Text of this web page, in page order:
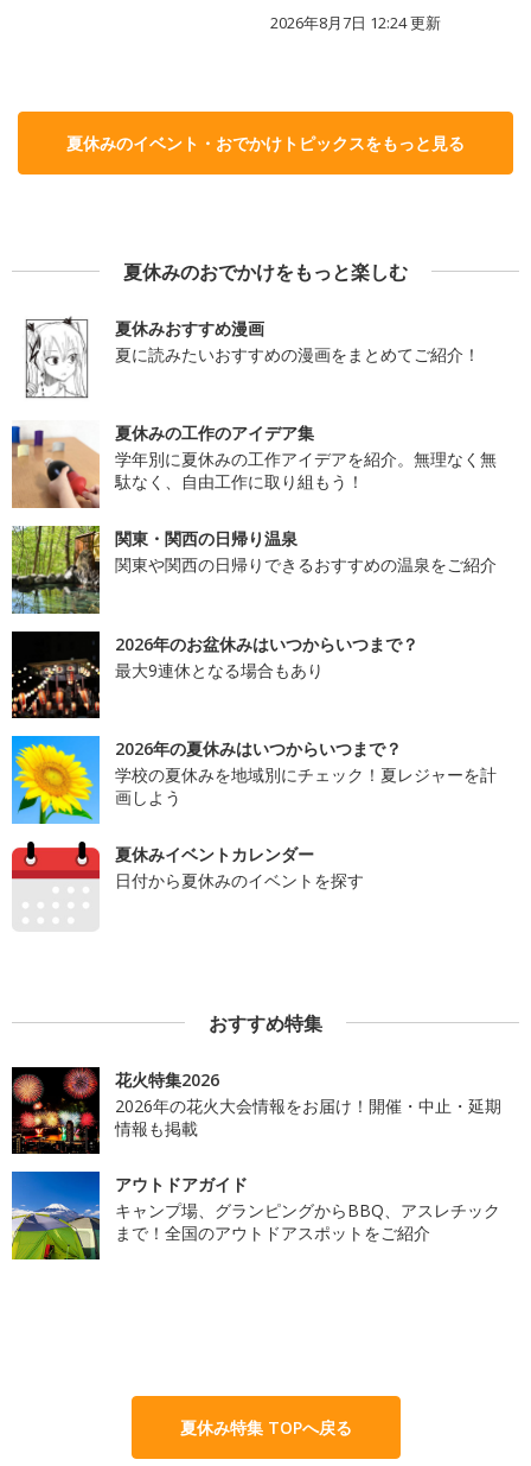
2026年8月7日 12:24更新
夏休みのイベント・おでかけトピックスをもっと見る
夏休みのおでかけをもっと楽しむ
夏休みおすすめ漫画
夏に読みたいおすすめの漫画をまとめてご紹介！
夏休みの工作のアイデア集
学年別に夏休みの工作アイデアを紹介。無理なく無
駄なく、自由工作に取り組もう！
関東・関西の日帰り温泉
関東や関西の日帰りできるおすすめの温泉をご紹介
2026年のお盆休みはいつからいつまで？
最大9連休となる場合もあり
2026年の夏休みはいつからいつまで？
学校の夏休みを地域別にチェック！夏レジャーを計
画しよう
夏休みイベントカレンダー
日付から夏休みのイベントを探す
おすすめ特集
花火特集2026
2026年の花火大会情報をお届け！開催・中止・延期
情報も掲載
アウトドアガイド
キャンプ場、グランピングからBBQ、アスレチック
まで！全国のアウトドアスポットをご紹介
夏休み特集 TOPへ戻る